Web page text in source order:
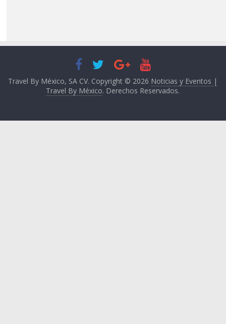
Travel By México, SA CV. Copyright © 2026 Noticias y Eventos |
Travel By México. Derechos Reservados.